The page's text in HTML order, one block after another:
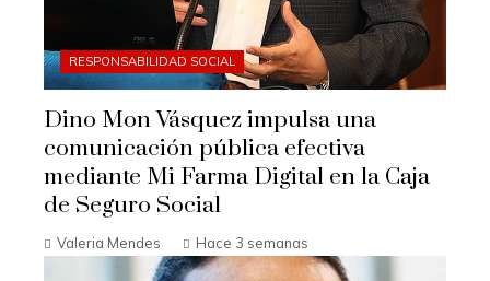
RESPONSABILIDAD SOCIAL
Dino Mon Vásquez impulsa una
comunicación pública efectiva
mediante Mi Farma Digital en la Caja
de Seguro Social
Valeria Mendes Hace 3 semanas